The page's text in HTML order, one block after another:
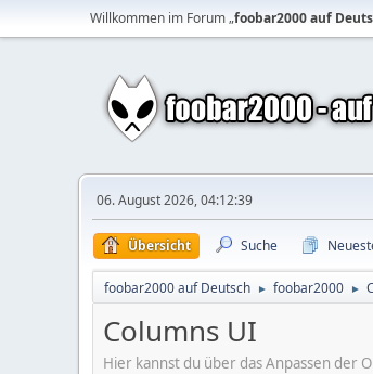
Willkommen im Forum „foobar2000 auf
06. August 2026, 04:12:39
Übersicht Suche
foobar2000 auf Deutsch ► foobar2000 ►
Columns UI
Hier kannst du über das Anpassen der